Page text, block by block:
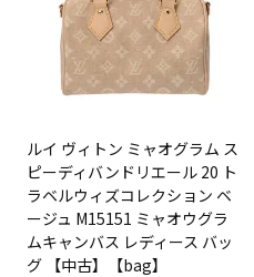
ルイ ヴィトン ミャオグラム ス
ピーディバンドリエール 20 ト
ラベルウィズコレクション ベ
ージュ M15151 ミャオウグラ
ムキャンバス レディース バッ
グ 【中古】【bag】